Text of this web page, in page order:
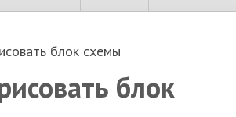
блок схемы
блок